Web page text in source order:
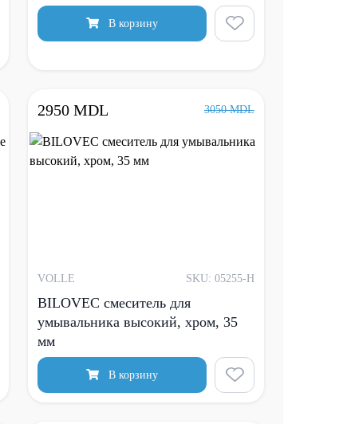
В корзину
2950 MDL 3050 MDL
VOLLE SKU: 05255-H
BILOVEC смеситель для
умывальника высокий, хром, 35
мм
В корзину